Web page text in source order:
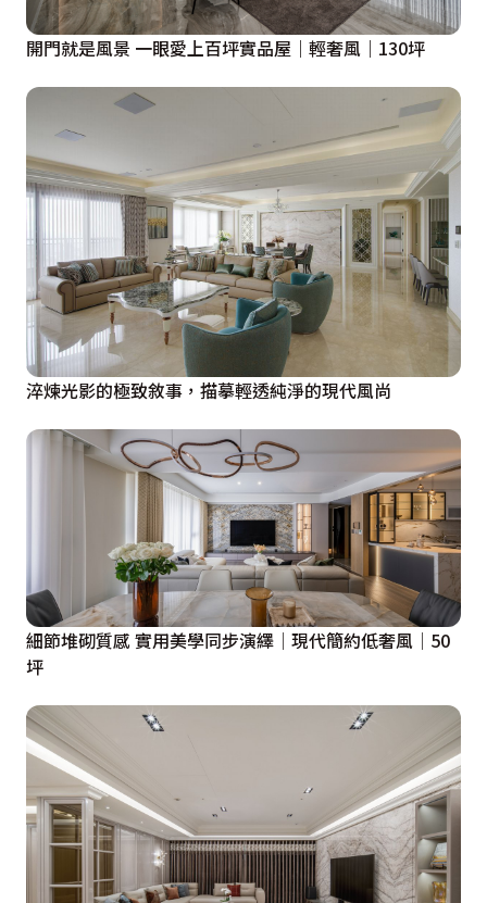
開門就是風景 一眼愛上百坪實品屋｜輕奢風｜130坪
淬煉光影的極致敘事，描摹輕透純淨的現代風尚
細節堆砌質感 實用美學同步演繹│現代簡約低奢風│50
坪